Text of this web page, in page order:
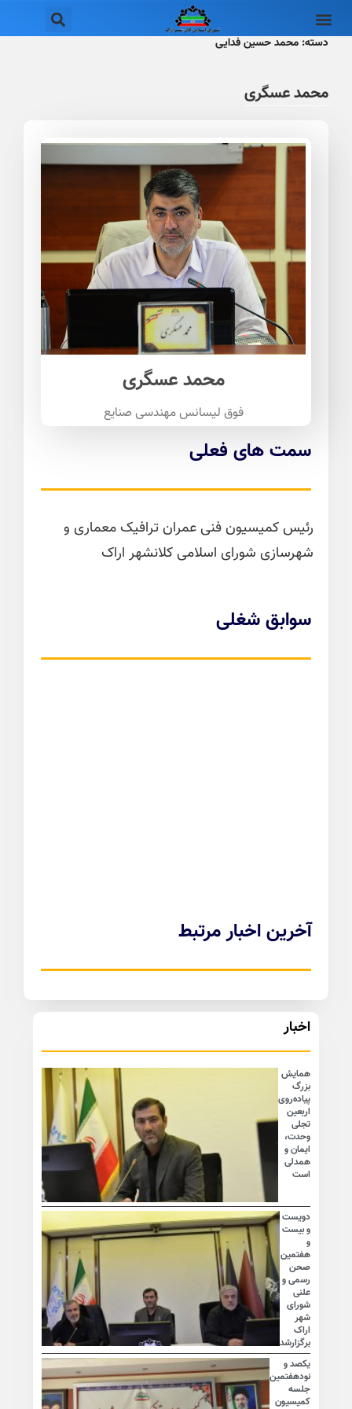
دسته: محمد حسین فدایی
محمد عسگری​
محمد عسگری
فوق لیسانس مهندسی صنایع
سمت های فعلی
رئیس کمیسیون فنی عمران ترافیک معماری و
شهرسازی شورای اسلامی کلانشهر اراک
سوابق شغلی
آخرین اخبار مرتبط
اخبار
همایش
بزرگ
پیاده‌روی
اربعین
تجلی
وحدت،
ایمان و
همدلی
است
دویست
و بیست
و
هفتمین
صحن
رسمی و
علنی
شورای
شهر
اراک
برگزارشد
یکصد و
نودهفتمین
جلسه
کمیسیون